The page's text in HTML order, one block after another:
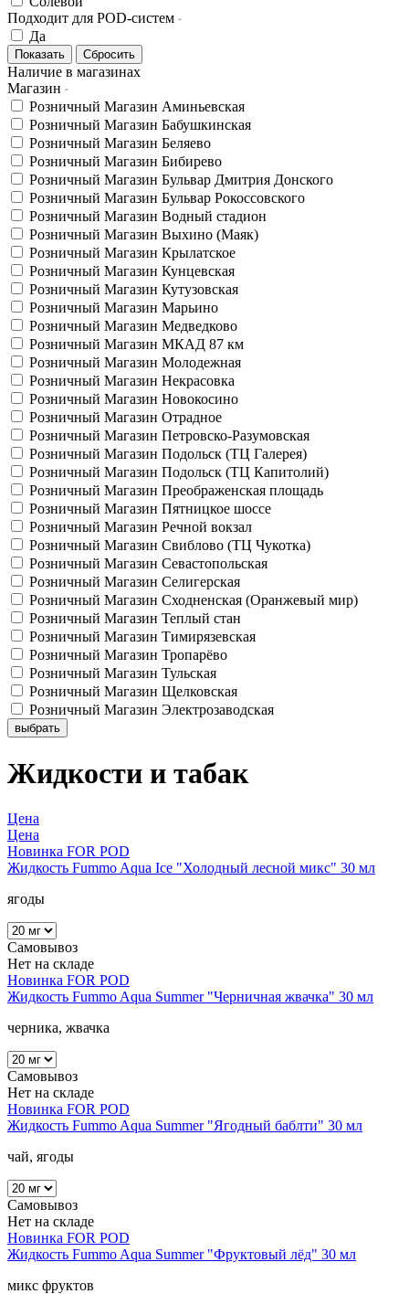
Подходит для POD-систем
Да
Наличие в магазинах
Магазин
Розничный Магазин Аминьевская
Розничный Магазин Бабушкинская
Розничный Магазин Беляево
Розничный Магазин Бибирево
Розничный Магазин Бульвар Дмитрия Донского
Розничный Магазин Бульвар Рокоссовского
Розничный Магазин Водный стадион
Розничный Магазин Выхино (Маяк)
Розничный Магазин Крылатское
Розничный Магазин Кунцевская
Розничный Магазин Кутузовская
Розничный Магазин Марьино
Розничный Магазин Медведково
Розничный Магазин МКАД 87 км
Розничный Магазин Молодежная
Розничный Магазин Некрасовка
Розничный Магазин Новокосино
Розничный Магазин Отрадное
Розничный Магазин Петровско-Разумовская
Розничный Магазин Подольск (ТЦ Галерея)
Розничный Магазин Подольск (ТЦ Капитолий)
Розничный Магазин Преображенская площадь
Розничный Магазин Пятницкое шоссе
Розничный Магазин Речной вокзал
Розничный Магазин Свиблово (ТЦ Чукотка)
Розничный Магазин Севастопольская
Розничный Магазин Селигерская
Розничный Магазин Сходненская (Оранжевый мир)
Розничный Магазин Теплый стан
Розничный Магазин Тимирязевская
Розничный Магазин Тропарёво
Розничный Магазин Тульская
Розничный Магазин Щелковская
Розничный Магазин Электрозаводская
выбрать
Жидкости и табак
Цена
Цена
Новинка FOR POD
Жидкость Fummo Aqua Ice "Холодный лесной микс" 30 мл
ягоды
Самовывоз
Нет на складе
Новинка FOR POD
Жидкость Fummo Aqua Summer "Черничная жвачка" 30 мл
черника, жвачка
Самовывоз
Нет на складе
Новинка FOR POD
Жидкость Fummo Aqua Summer "Ягодный баблти" 30 мл
чай, ягоды
Самовывоз
Нет на складе
Новинка FOR POD
Жидкость Fummo Aqua Summer "Фруктовый лёд" 30 мл
микс фруктов